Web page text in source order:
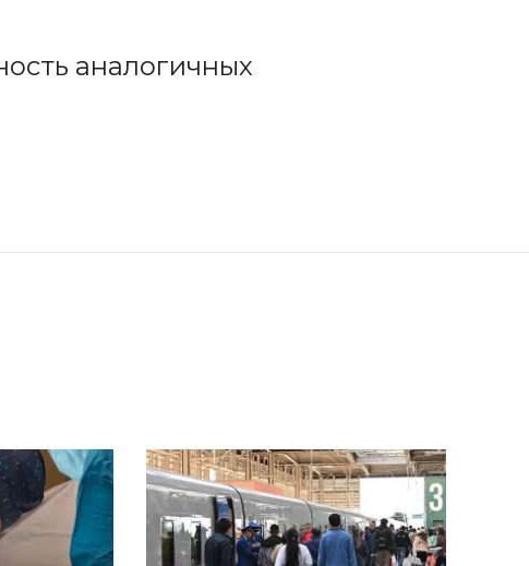
аналогичных